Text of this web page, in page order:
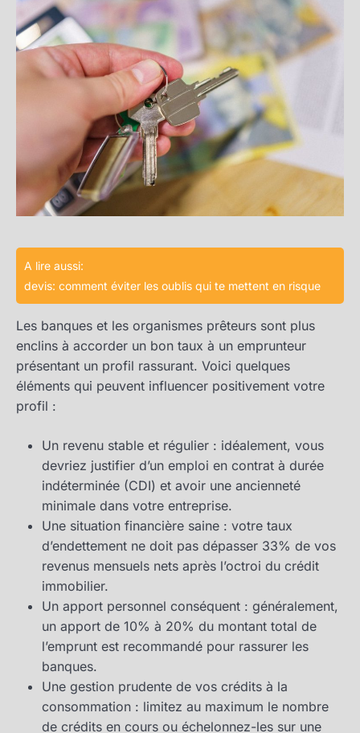
A lire aussi:
devis: comment éviter les oublis qui te mettent en risque
Les banques et les organismes prêteurs sont plus
enclins à accorder un bon taux à un emprunteur
présentant un profil rassurant. Voici quelques
éléments qui peuvent influencer positivement votre
profil :
Un revenu stable et régulier : idéalement, vous
devriez justifier d’un emploi en contrat à durée
indéterminée (CDI) et avoir une ancienneté
minimale dans votre entreprise.
Une situation financière saine : votre taux
d’endettement ne doit pas dépasser 33% de vos
revenus mensuels nets après l’octroi du crédit
immobilier.
Un apport personnel conséquent : généralement,
un apport de 10% à 20% du montant total de
l’emprunt est recommandé pour rassurer les
banques.
Une gestion prudente de vos crédits à la
consommation : limitez au maximum le nombre
de crédits en cours ou échelonnez-les sur une